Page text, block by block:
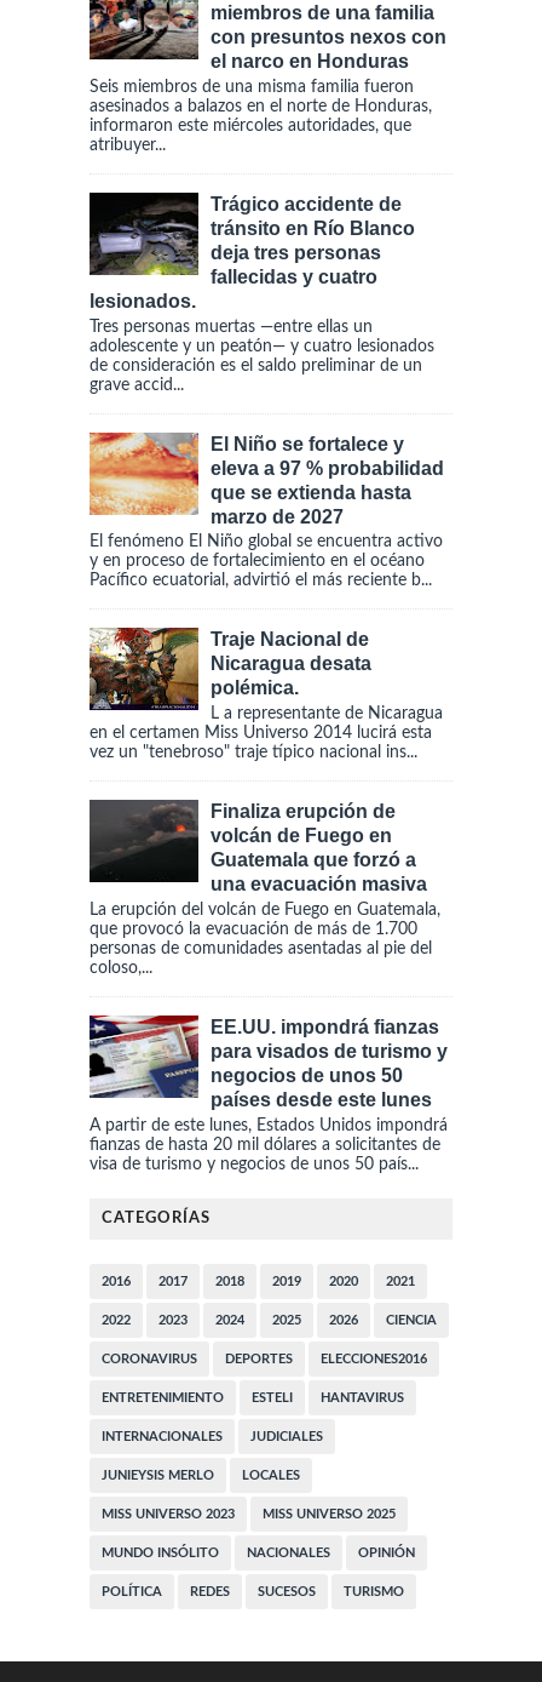
miembros de una familia
con presuntos nexos con
el narco en Honduras
Seis miembros de una misma familia fueron
asesinados a balazos en el norte de Honduras,
informaron este miércoles autoridades, que
atribuyer...
Trágico accidente de
tránsito en Río Blanco
deja tres personas
fallecidas y cuatro
lesionados.
Tres personas muertas —entre ellas un
adolescente y un peatón— y cuatro lesionados
de consideración es el saldo preliminar de un
grave accid...
El Niño se fortalece y
eleva a 97 % probabilidad
que se extienda hasta
marzo de 2027
El fenómeno El Niño global se encuentra activo
y en proceso de fortalecimiento en el océano
Pacífico ecuatorial, advirtió el más reciente b...
Traje Nacional de
Nicaragua desata
polémica.
L a representante de Nicaragua
en el certamen Miss Universo 2014 lucirá esta
vez un "tenebroso" traje típico nacional ins...
Finaliza erupción de
volcán de Fuego en
Guatemala que forzó a
una evacuación masiva
La erupción del volcán de Fuego en Guatemala,
que provocó la evacuación de más de 1.700
personas de comunidades asentadas al pie del
coloso,...
EE.UU. impondrá fianzas
para visados de turismo y
negocios de unos 50
países desde este lunes
A partir de este lunes, Estados Unidos impondrá
fianzas de hasta 20 mil dólares a solicitantes de
visa de turismo y negocios de unos 50 país...
CATEGORÍAS
2016 2017 2018 2019 2020 2021
2022 2023 2024 2025 2026 CIENCIA
CORONAVIRUS DEPORTES ELECCIONES2016
ENTRETENIMIENTO ESTELI HANTAVIRUS
INTERNACIONALES JUDICIALES
JUNIEYSIS MERLO LOCALES
MISS UNIVERSO 2023 MISS UNIVERSO 2025
MUNDO INSÓLITO NACIONALES OPINIÓN
POLÍTICA REDES SUCESOS TURISMO